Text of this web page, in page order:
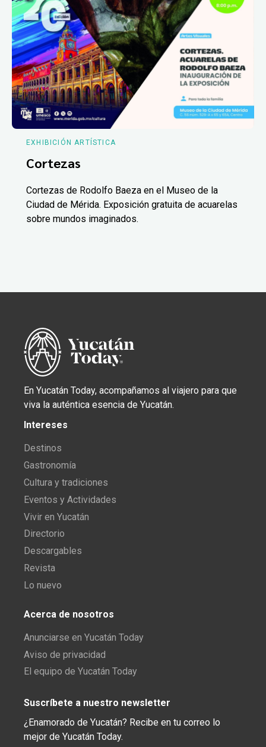
EXHIBICIÓN ARTÍSTICA
Cortezas
Cortezas de Rodolfo Baeza en el Museo de la
Ciudad de Mérida. Exposición gratuita de acuarelas
sobre mundos imaginados.
En Yucatán Today, acompañamos al viajero para que
viva la auténtica esencia de Yucatán.
Intereses
Destinos
Gastronomía
Cultura y tradiciones
Eventos y Actividades
Vivir en Yucatán
Directorio
Descargables
Revista
Lo nuevo
Acerca de nosotros
Anunciarse en Yucatán Today
Aviso de privacidad
El equipo de Yucatán Today
Suscríbete a nuestro newsletter
¿Enamorado de Yucatán? Recibe en tu correo lo
mejor de Yucatán Today.